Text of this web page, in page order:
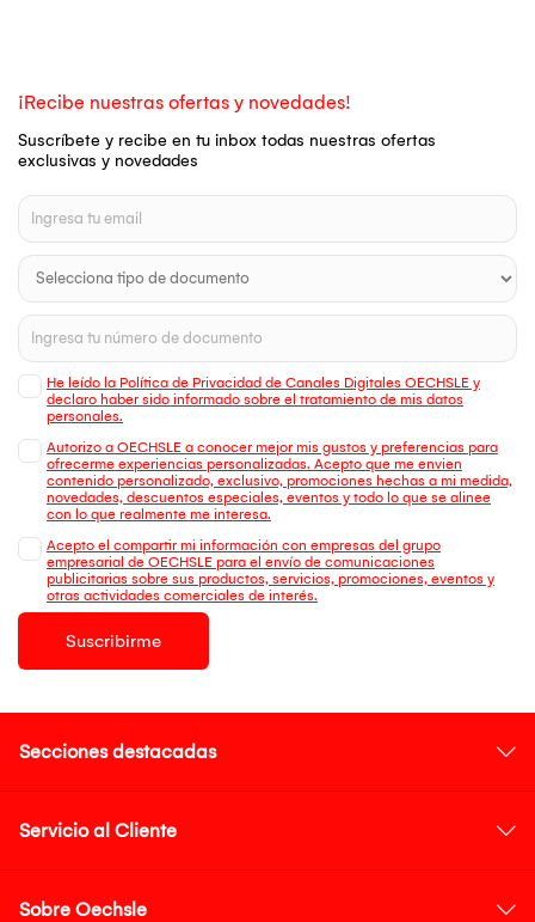
¡Recibe nuestras ofertas y novedades!
Suscríbete y recibe en tu inbox todas nuestras ofertas
exclusivas y novedades
He leído la Política de Privacidad de Canales Digitales OECHSLE y
declaro haber sido informado sobre el tratamiento de mis datos
personales.
Autorizo a OECHSLE a conocer mejor mis gustos y preferencias para
ofrecerme experiencias personalizadas. Acepto que me envien
contenido personalizado, exclusivo, promociones hechas a mi medida,
novedades, descuentos especiales, eventos y todo lo que se alinee
con lo que realmente me interesa.
Acepto el compartir mi información con empresas del grupo
empresarial de OECHSLE para el envío de comunicaciones
publicitarias sobre sus productos, servicios, promociones, eventos y
otras actividades comerciales de interés.
Suscribirme
Secciones destacadas
Servicio al Cliente
Sobre Oechsle